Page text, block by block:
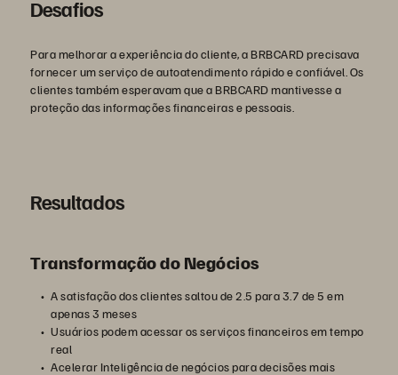
Desafios
Para melhorar a experiência do cliente, a BRBCARD precisava
fornecer um serviço de autoatendimento rápido e confiável. Os
clientes também esperavam que a BRBCARD mantivesse a
proteção das informações financeiras e pessoais.
Resultados
Transformação do Negócios
A satisfação dos clientes saltou de 2.5 para 3.7 de 5 em
apenas 3 meses
Usuários podem acessar os serviços financeiros em tempo
real
Acelerar Inteligência de negócios para decisões mais